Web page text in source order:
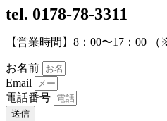
tel. 0178-78-3311
【営業時間】8：00〜17：00
お名前
Email
電話番号
送信